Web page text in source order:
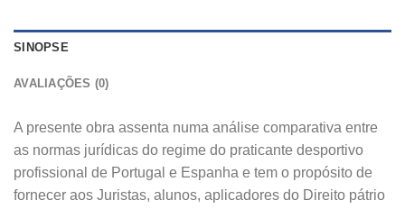
SINOPSE
AVALIAÇÕES (0)
A presente obra assenta numa análise comparativa entre
as normas jurídicas do regime do praticante desportivo
profissional de Portugal e Espanha e tem o propósito de
fornecer aos Juristas, alunos, aplicadores do Direito pátrio